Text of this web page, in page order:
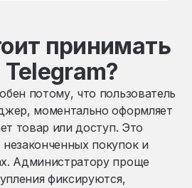
принимать
потому, что пользователь
моментально оформляет
товар или доступ. Это
покупок и
Администратору проще
фиксируются,